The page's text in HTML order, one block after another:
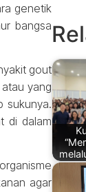
genetik
bangsa
gout
yang
sukunya.
di dalam
agar